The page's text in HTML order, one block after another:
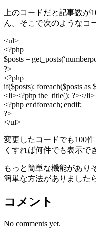
上のコードだと記事数が
ん。そこで次のようなコ
<ul>
<?php
$posts =
?>
<?php
if($posts): foreach($posts
<li><?php the_title(); ?></li>
<?php endforeach; endif;
?>
</ul>
変更したコードでも100
くすれば何件でも表示で
もっと簡単な機能があり
簡単な方法がありました
コメント
No comments yet.